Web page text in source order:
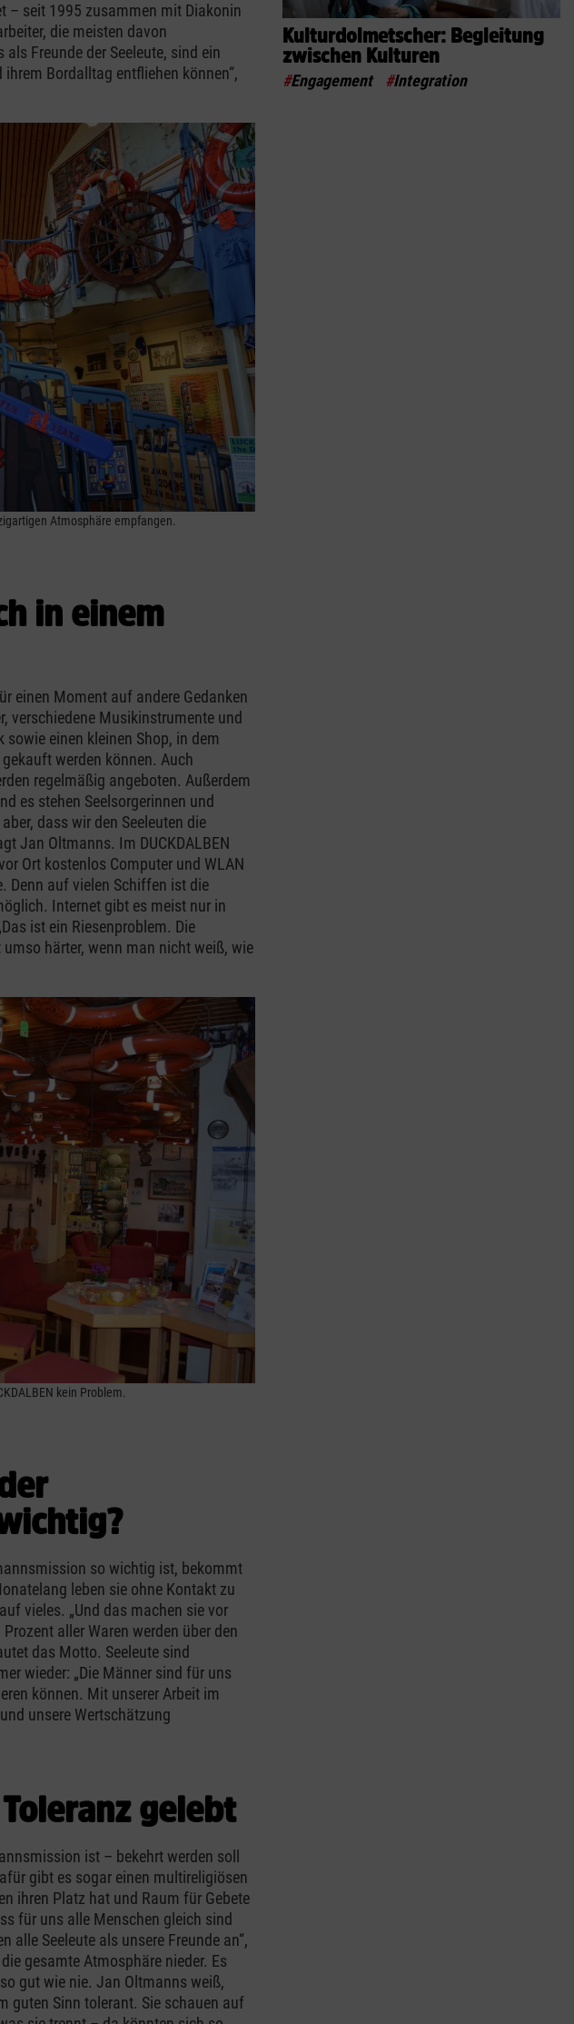
– seit 1995 zusammen mit Diakonin
die meisten davon
Freunde der Seeleute, sind ein
Bordalltag entfliehen können“,
Atmosphäre empfangen.
in einem
einen Moment auf andere Gedanken
verschiedene Musikinstrumente und
einen kleinen Shop, in dem
werden können. Auch
regelmäßig angeboten. Außerdem
es stehen Seelsorgerinnen und
dass wir den Seeleuten die
Jan Oltmanns. Im DUCKDALBEN
Ort kostenlos Computer und WLAN
Denn auf vielen Schiffen ist die
Internet gibt es meist nur in
ist ein Riesenproblem. Die
härter, wenn man nicht weiß, wie
kein Problem.
so wichtig ist, bekommt
leben sie ohne Kontakt zu
vieles. „Und das machen sie vor
aller Waren werden über den
das Motto. Seeleute sind
wieder: „Die Männer sind für uns
können. Mit unserer Arbeit im
unsere Wertschätzung
gelebt
ist – bekehrt werden soll
gibt es sogar einen multireligiösen
ihren Platz hat und Raum für Gebete
für uns alle Menschen gleich sind
alle Seeleute als unsere Freunde an“,
gesamte Atmosphäre nieder. Es
gut wie nie. Jan Oltmanns weiß,
guten Sinn tolerant. Sie schauen auf
Kulturdolmetscher: Begleitung
zwischen Kulturen
#Engagement #Integration